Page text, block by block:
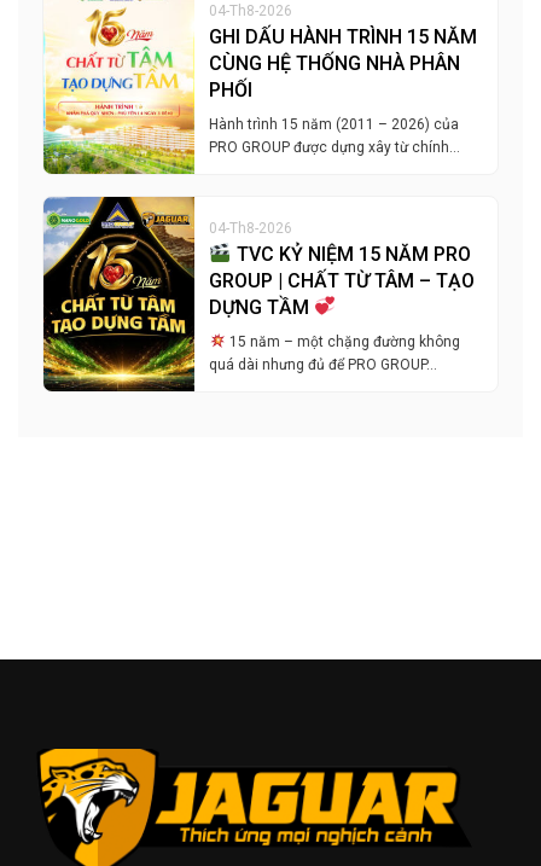
04-Th8-2026
GHI DẤU HÀNH TRÌNH 15 NĂM
CÙNG HỆ THỐNG NHÀ PHÂN
PHỐI
Hành trình 15 năm (2011 – 2026) của
PRO GROUP được dựng xây từ chính…
04-Th8-2026
TVC KỶ NIỆM 15 NĂM PRO
GROUP | CHẤT TỪ TÂM – TẠO
DỰNG TẦM
15 năm – một chặng đường không
quá dài nhưng đủ để PRO GROUP…